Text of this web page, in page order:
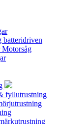
batteridriven
fyllutrustning